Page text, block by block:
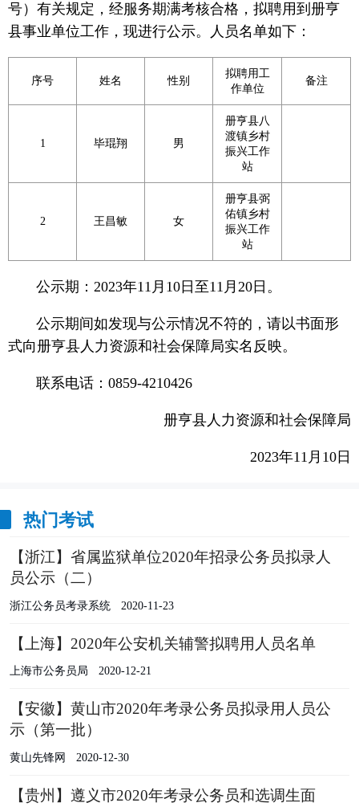
号）有关规定，经服务期满考核合格，拟聘用到册亨
县事业单位工作，现进行公示。人员名单如下：
序号 姓名 性别
拟聘用工
作单位
备注
1 毕琨翔 男
册亨县八
渡镇乡村
振兴工作
站
2 王昌敏 女
册亨县弼
佑镇乡村
振兴工作
站
公示期：2023年11月10日至11月20日。
公示期间如发现与公示情况不符的，请以书面形
式向册亨县人力资源和社会保障局实名反映。
联系电话：0859-4210426
册亨县人力资源和社会保障局
2023年11月10日
热门考试
【浙江】省属监狱单位2020年招录公务员拟录人
员公示（二）
浙江公务员考录系统 2020-11-23
【上海】2020年公安机关辅警拟聘用人员名单
上海市公务员局 2020-12-21
【安徽】黄山市2020年考录公务员拟录用人员公
示（第一批）
黄山先锋网 2020-12-30
【贵州】遵义市2020年考录公务员和选调生面